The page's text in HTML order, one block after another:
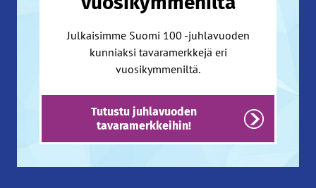
Julkaisimme Suomi 100 -juhlavuoden
kunniaksi tavaramerkkejä eri
vuosikymmeniltä.
Tutustu juhlavuoden
tavaramerkkeihin!